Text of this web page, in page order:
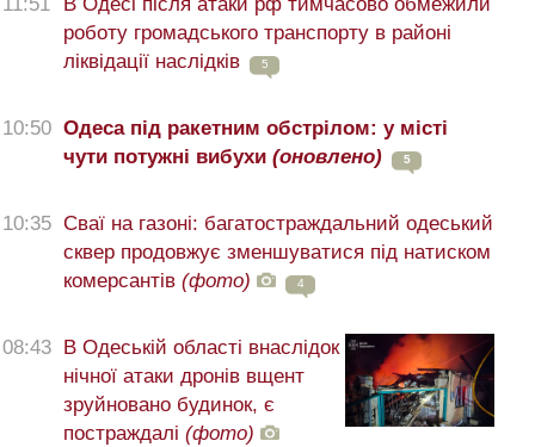
11:51
В Одесі після атаки рф тимчасово обмежили
роботу громадського транспорту в районі
ліквідації наслідків
5
10:50 Одеса під ракетним обстрілом: у місті
чути потужні вибухи (оновлено) 5
10:35 Сваї на газоні: багатостраждальний одеський
сквер продовжує зменшуватися під натиском
комерсантів (фото) 4
08:43
В Одеській області внаслідок
нічної атаки дронів вщент
зруйновано будинок, є
постраждалі (фото)